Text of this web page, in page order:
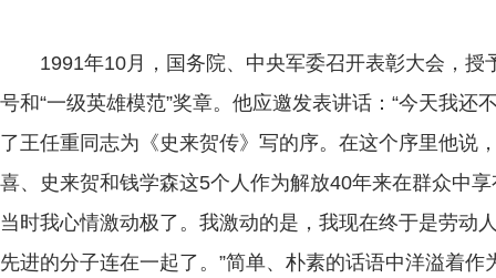
1991年10月，国务院、中央军委召开表彰大会，授
号和“一级英雄模范”奖章。他应邀发表讲话：“今天我还
了王任重同志为《史来贺传》写的序。在这个序里他说
喜、史来贺和钱学森这5个人作为解放40年来在群众中
当时我心情激动极了。我激动的是，我现在终于是劳动
先进的分子连在一起了。”简单、朴素的话语中洋溢着